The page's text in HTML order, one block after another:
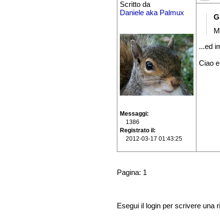
Scritto da
Daniele aka Palmux
Messaggi
1386
Registrato il
2012-03-17 01:43:25
...ed
Ciao
Pagina: 1
Esegui il login per scrivere una